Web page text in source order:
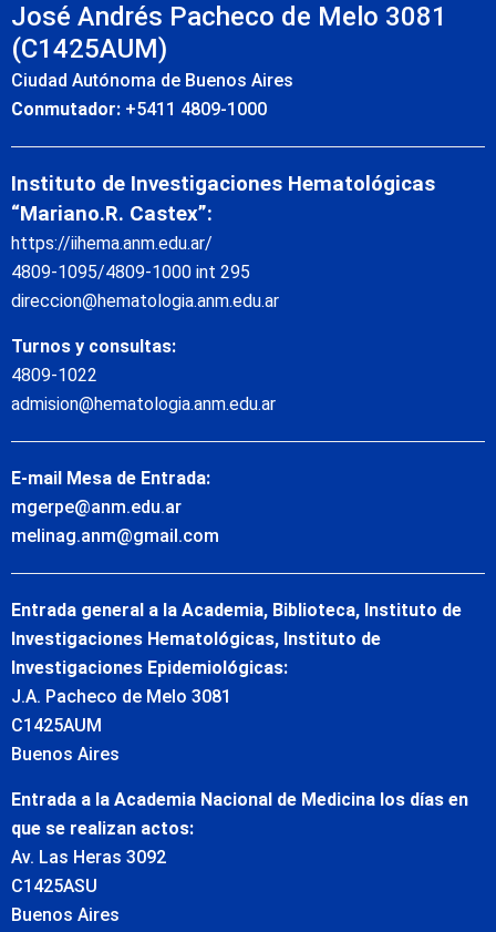
José Andrés Pacheco de Melo 3081
(C1425AUM)
Ciudad Autónoma de Buenos Aires
Conmutador: +5411 4809-1000
Instituto de Investigaciones Hematológicas
“Mariano.R. Castex”:
https://iihema.anm.edu.ar/
4809-1095/4809-1000 int 295
direccion@hematologia.anm.edu.ar
Turnos y consultas:
4809-1022
admision@hematologia.anm.edu.ar
E-mail Mesa de Entrada:
mgerpe@anm.edu.ar
melinag.anm@gmail.com
Entrada general a la Academia, Biblioteca, Instituto de
Investigaciones Hematológicas, Instituto de
Investigaciones Epidemiológicas:
J.A. Pacheco de Melo 3081
C1425AUM
Buenos Aires
Entrada a la Academia Nacional de Medicina los días en
que se realizan actos:
Av. Las Heras 3092
C1425ASU
Buenos Aires